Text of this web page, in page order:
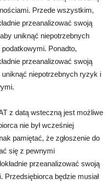
Przede wszystkim,
przeanalizować swoją
uniknąć niepotrzebnych
Ponadto,
przeanalizować swoją
niepotrzebnych ryzyk i
z datą wsteczną jest możliwe
nie był wcześniej
pamiętać, że zgłoszenie do
się z pewnymi
przeanalizować swoją
będzie musiał